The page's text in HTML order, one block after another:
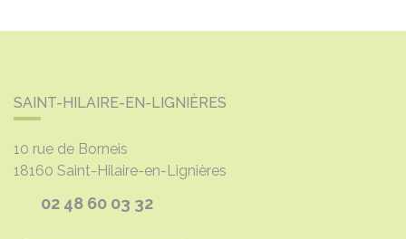
SAINT-HILAIRE-EN-LIGNIÈRES
10 rue de Borneis
18160 Saint-Hilaire-en-Lignières
02 48 60 03 32